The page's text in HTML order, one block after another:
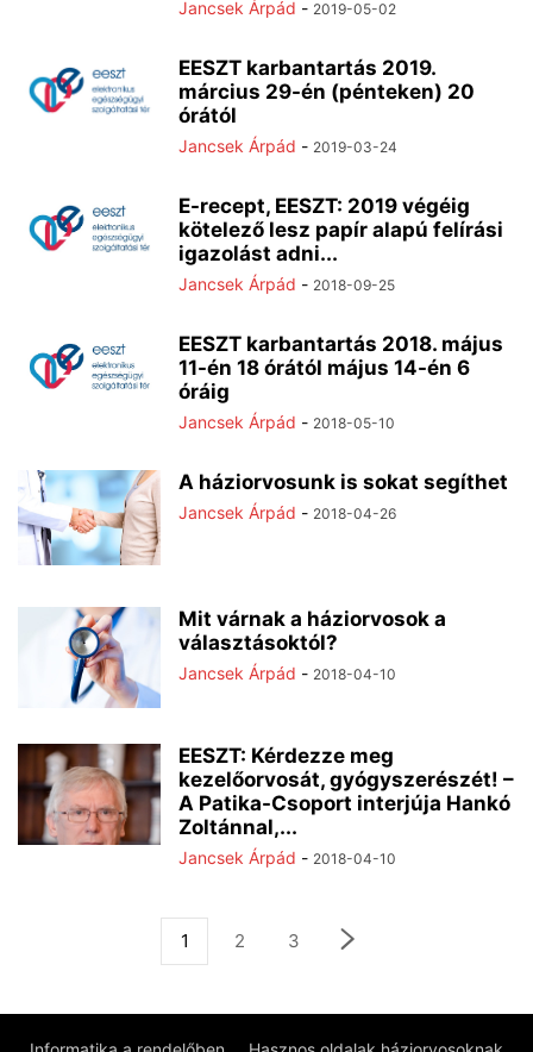
Jancsek Árpád - 2019-05-02
EESZT karbantartás 2019.
március 29-én (pénteken) 20
órától
Jancsek Árpád - 2019-03-24
E-recept, EESZT: 2019 végéig
kötelező lesz papír alapú felírási
igazolást adni...
Jancsek Árpád - 2018-09-25
EESZT karbantartás 2018. május
11-én 18 órától május 14-én 6
óráig
Jancsek Árpád - 2018-05-10
A háziorvosunk is sokat segíthet
Jancsek Árpád - 2018-04-26
Mit várnak a háziorvosok a
választásoktól?
Jancsek Árpád - 2018-04-10
EESZT: Kérdezze meg
kezelőorvosát, gyógyszerészét! –
A Patika-Csoport interjúja Hankó
Zoltánnal,...
Jancsek Árpád - 2018-04-10
1 2 3